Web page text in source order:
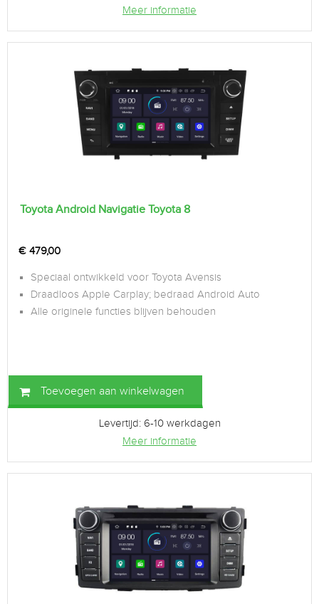
Meer informatie
Toyota Android Navigatie Toyota 8
€ 479,00
Speciaal ontwikkeld voor Toyota Avensis
Draadloos Apple Carplay; bedraad Android Auto
Alle originele functies blijven behouden
Toevoegen aan winkelwagen
Levertijd: 6-10 werkdagen
Meer informatie